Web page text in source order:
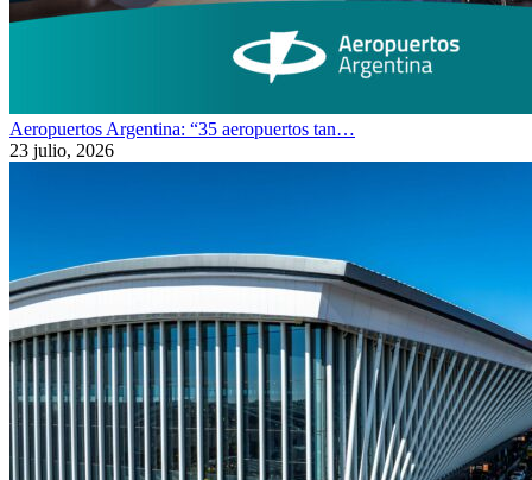
Aeropuertos Argentina: “35 aeropuertos tan…
23 julio, 2026